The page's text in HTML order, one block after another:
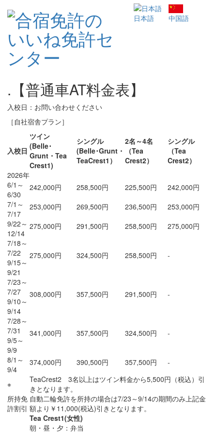
日本語 中国語
.【普通車AT料金表】
入校日：お問い合わせください
［自社宿舎プラン］
入校日
ツイン
(Belle･
Grunt・Tea
Crest1)
シングル
(Belle･Grunt・
TeaCrest1）
2名～4名
（Tea
Crest2）
シングル
（Tea
Crest2）
2026年
6/1～
6/30
242,000円 258,500円 225,500円
242,000円
7/1～
7/17
253,000円 269,500円 236,500円
253,000円
9/22～
12/14
275,000円 291,500円 258,500円
275,000円
7/18～
7/22
9/15～
9/21
275,000円 324,500円 258,500円 -
7/23～
7/27
9/10～
9/14
308,000円 357,500円 291,500円 -
7/28～
7/31
9/5～
9/9
341,000円 357,500円 324,500円 -
8/1～
9/4
374,000円 390,500円 357,500円 -
※
TeaCrest2 3名以上はツイン料金から5,500円（税込）引
きとなります。
所持免
許割引
自動二輪免許を所持の場合は7/23～9/14の期間のみ上記金
額より￥11,000(税込)引きとなります。
Tea Crest1(女性)
朝・昼・夕：弁当